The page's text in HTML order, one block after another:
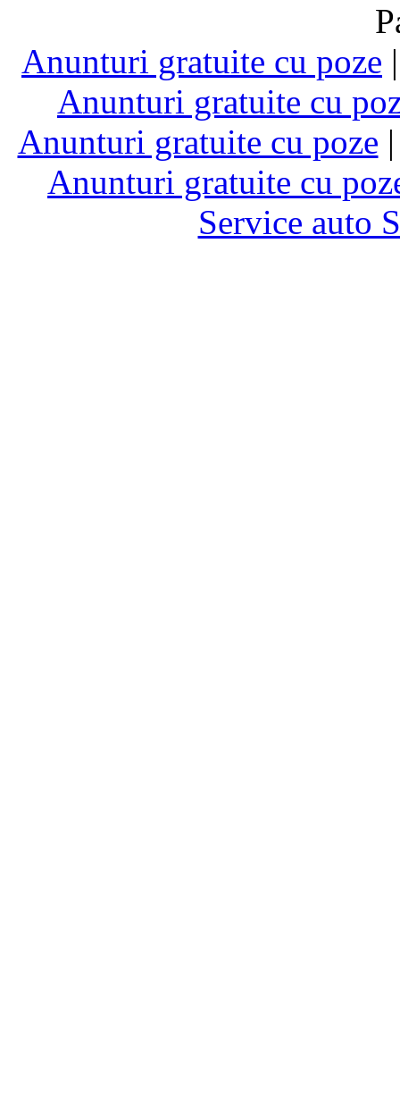
Anunturi gratuite cu poze
Anunturi gratuite cu
Anunturi gratuite cu poze
Anunturi gratuite cu
Service auto